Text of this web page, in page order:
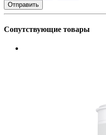
Сопутствующие товары